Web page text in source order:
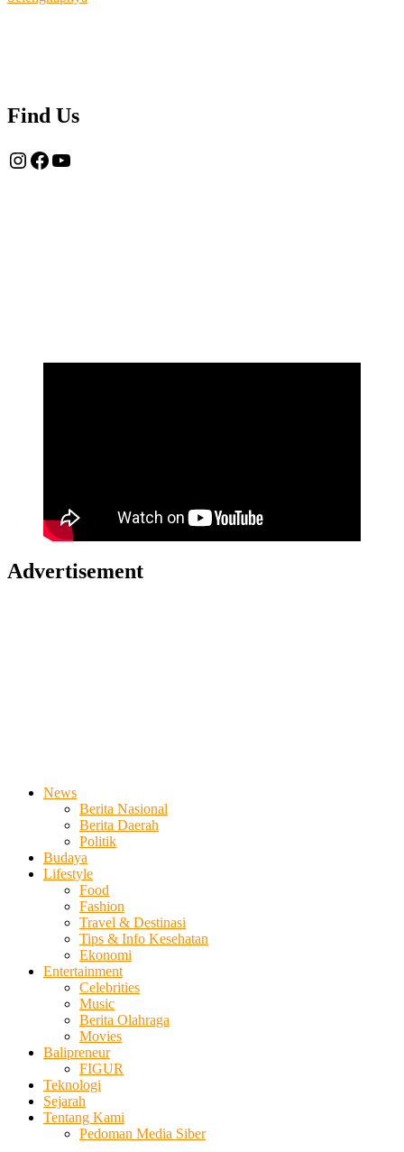
Find Us
Instagram
Facebook
YouTube
Advertisement
News
Berita Nasional
Berita Daerah
Politik
Budaya
Lifestyle
Food
Fashion
Travel & Destinasi
Tips & Info Kesehatan
Ekonomi
Entertainment
Celebrities
Music
Berita Olahraga
Movies
Balipreneur
FIGUR
Teknologi
Sejarah
Tentang Kami
Pedoman Media Siber